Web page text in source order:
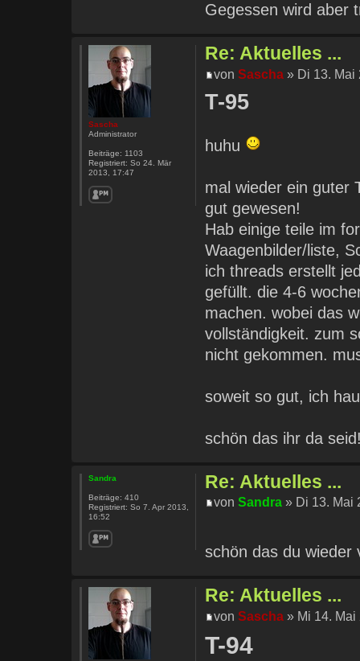
Gegessen wird aber
Re: Aktuelles ...
vonSascha » Di 13. Mai
T-95
huhu
mal wieder ein guter
gut gewesen!
Hab einige teile im
Waagenbilder/liste,
ich threads erstellt
gefüllt. die 4-6
machen. wobei das
vollständigkeit. zum
nicht gekommen.
soweit so gut, ich
schön das ihr da
Sascha
Administrator
Beiträge: 1103
Registriert: So 24. Mär
2013, 17:47
Re: Aktuelles ...
vonSandra » Di 13. Mai
schön das du
Sandra
Beiträge: 410
Registriert: So 7. Apr 2013,
16:52
Re: Aktuelles ...
vonSascha » Mi 14. Mai
T-94